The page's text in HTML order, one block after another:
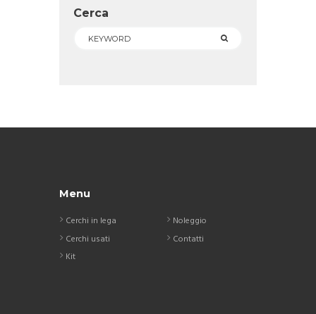
Cerca
Menu
Cerchi in lega
Cerchi usati
Kit
Noleggio
Contatti